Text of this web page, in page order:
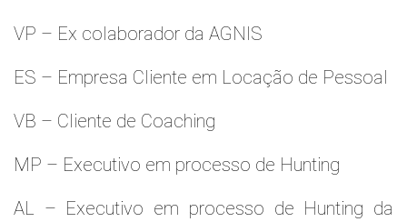
VP – Ex colaborador da AGNIS
ES – Empresa Cliente em Locação de Pessoal
VB – Cliente de Coaching
MP – Executivo em processo de Hunting
AL – Executivo em processo de Hunting da